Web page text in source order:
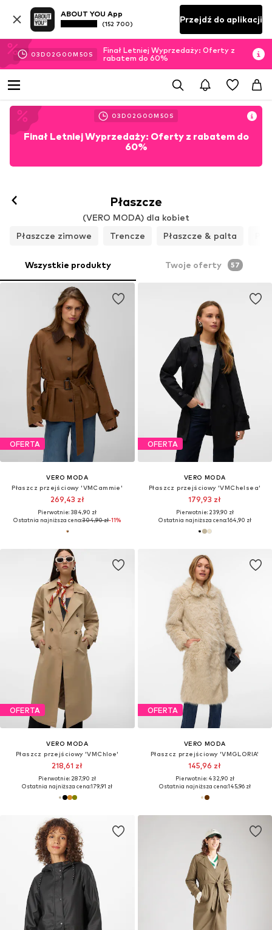
ABOUT YOU App
(152 700) Przejdź do aplikacji
03D 02 G 00M 47 S
Finał Letniej Wyprzedaży: Oferty z
rabatem do 60%
03D 02 G 00M 47 S
Finał Letniej Wyprzedaży: Oferty z rabatem do
60%
Płaszcze
(VERO MODA) dla kobiet
Płaszcze zimowe
Trencze Płaszcze & palta
Wszystkie produkty Twoje oferty 57
OFERTA
VERO MODA
Płaszcz przejściowy 'VMCammie'
269,43 zł
Pierwotnie: 384,90 zł
Ostatnia najniższa cena:304,90 zł-11%
OFERTA
VERO MODA
Płaszcz przejściowy 'VMChelsea'
179,93 zł
Pierwotnie: 239,90 zł
Ostatnia najniższa cena:164,90 zł
OFERTA
VERO MODA
Płaszcz przejściowy 'VMChloe'
218,61 zł
Pierwotnie: 287,90 zł
Ostatnia najniższa cena:179,91 zł
OFERTA
VERO MODA
Płaszcz przejściowy 'VMGLORIA'
145,96 zł
Pierwotnie: 432,90 zł
Ostatnia najniższa cena:145,96 zł